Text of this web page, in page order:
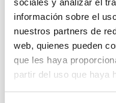
sociales y analizar el
información sobre el
nuestros partners de
web, quienes pueden
que les haya
partir del uso que haya
Tiempo de lectura
Operación para
después de
que sufren
la dieta y una
descontento
producirán
de piel flácida.